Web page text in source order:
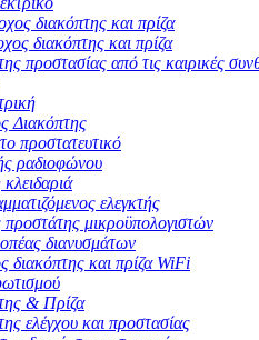
διακόπτης και πρίζα
διακόπτης και πρίζα
προστασίας από τις καιρικές
Διακόπτης
προστατευτικό
ραδιοφώνου
ελεγκτής
μικροϋπολογιστών
διανυσμάτων
διακόπτης και πρίζα WiFi
& Πρίζα
ελέγχου και προστασίας